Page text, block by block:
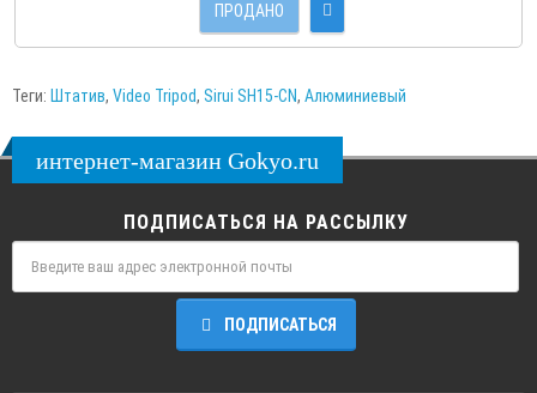
ПРОДАНО
Теги: Штатив, Video Tripod, Sirui SH15-CN, Алюминиевый
интернет-магазин Gokyo.ru
ПОДПИСАТЬСЯ НА РАССЫЛКУ
ПОДПИСАТЬСЯ